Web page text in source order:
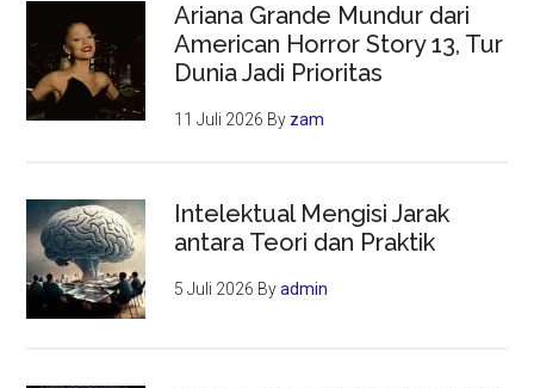
Ariana Grande Mundur dari
American Horror Story 13, Tur
Dunia Jadi Prioritas
11 Juli 2026 By zam
Intelektual Mengisi Jarak
antara Teori dan Praktik
5 Juli 2026 Byadmin